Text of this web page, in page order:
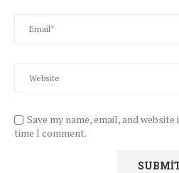
Save my name, email, and
time I comment.